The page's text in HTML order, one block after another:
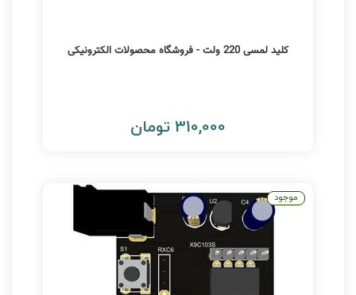
کلید لمسی 220 ولت - فروشگاه محصولات الکترونیکی
310,000 تومان
موجود